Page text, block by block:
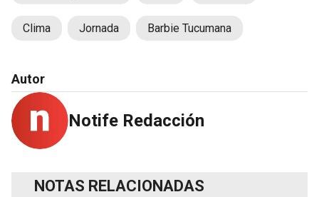
Clima Jornada Barbie Tucumana
Autor
Notife Redacción
NOTAS RELACIONADAS